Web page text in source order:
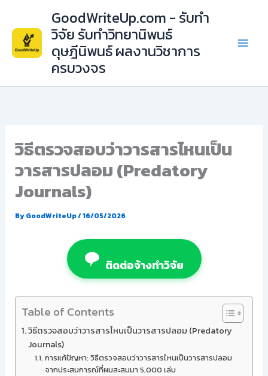
content
GoodWriteUp.com - รับทำ
วิจัย รับทำวิทยานิพนธ์
ดุษฎีนิพนธ์ ผลงานวิชาการ
ครบวงจร
วิธีตรวจสอบว่าวารสารไหนเป็น
วารสารปลอม (Predatory
Journals)
ByGoodWriteUp/16/05/2026
ติดต่อจ้างทำวิจัย
Table of Contents
วิธีตรวจสอบว่าวารสารไหนเป็นวารสารปลอม (Predatory
Journals)
การแก้ปัญหา: วิธีตรวจสอบว่าวารสารไหนเป็นวารสารปลอม
จากประสบการณ์ที่ผมสะสมมา 5,000 เล่ม